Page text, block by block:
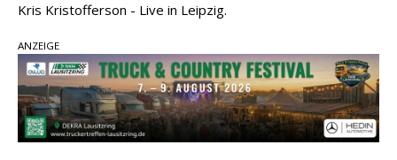
Kris Kristofferson - Live in Leipzig.
ANZEIGE